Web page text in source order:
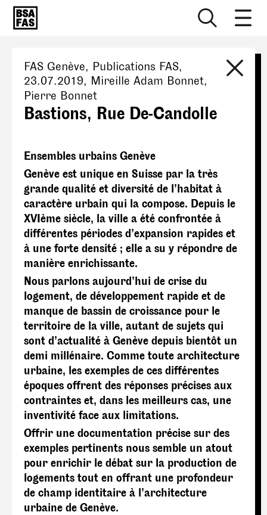
FAS Genève, Publications FAS,
23.07.2019, Mireille Adam Bonnet,
Pierre Bonnet
Bastions, Rue De-Candolle
Ensembles urbains Genève
Genève est unique en Suisse par la très
grande qualité et diversité de l’habitat à
caractère urbain qui la compose. Depuis le
XVIème siècle, la ville a été confrontée à
différentes périodes d’expansion rapides et
à une forte densité ; elle a su y répondre de
manière enrichissante.
Nous parlons aujourd’hui de crise du
logement, de développement rapide et de
manque de bassin de croissance pour le
territoire de la ville, autant de sujets qui
sont d’actualité à Genève depuis bientôt un
demi millénaire. Comme toute architecture
urbaine, les exemples de ces différentes
époques offrent des réponses précises aux
contraintes et, dans les meilleurs cas, une
inventivité face aux limitations.
Offrir une documentation précise sur des
exemples pertinents nous semble un atout
pour enrichir le débat sur la production de
logements tout en offrant une profondeur
de champ identitaire à l’architecture
urbaine de Genève.